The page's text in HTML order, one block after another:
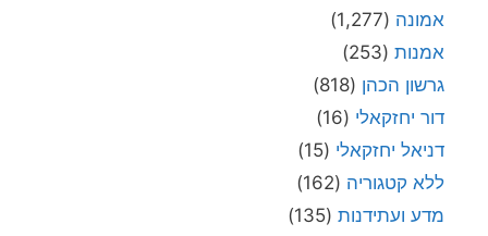
אמונה (1,277)
אמנות (253)
גרשון הכהן (818)
דור יחזקאלי (16)
דניאל יחזקאלי (15)
ללא קטגוריה (162)
מדע ועתידנות (135)